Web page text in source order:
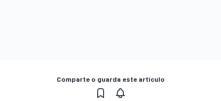
Comparte o guarda este artículo